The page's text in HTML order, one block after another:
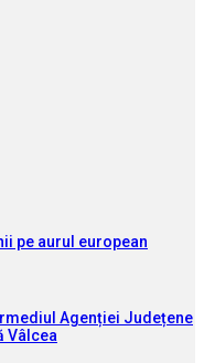
pe aurul european
Agenției Județene
Vâlcea